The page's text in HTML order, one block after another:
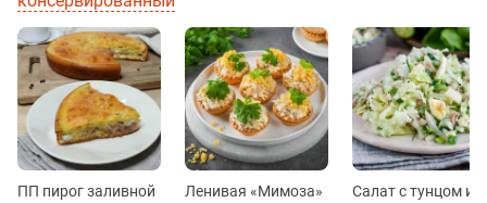
ПП пирог заливной
Ленивая «Мимоза»
Салат с тунцом и